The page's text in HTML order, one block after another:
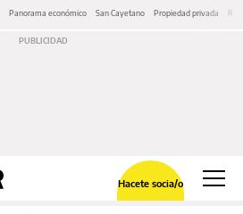
Panorama económico San Cayetano Propiedad privada
Hacete socia/o